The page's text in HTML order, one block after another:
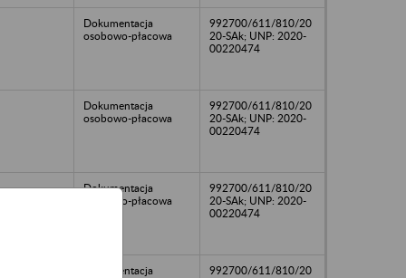
Dokumentacja
osobowo-płacowa
992700/611/810/20
20-SAk; UNP: 2020-
00220474
Dokumentacja
osobowo-płacowa
992700/611/810/20
20-SAk; UNP: 2020-
00220474
Dokumentacja
osobowo-płacowa
992700/611/810/20
20-SAk; UNP: 2020-
00220474
Dokumentacja
992700/611/810/20